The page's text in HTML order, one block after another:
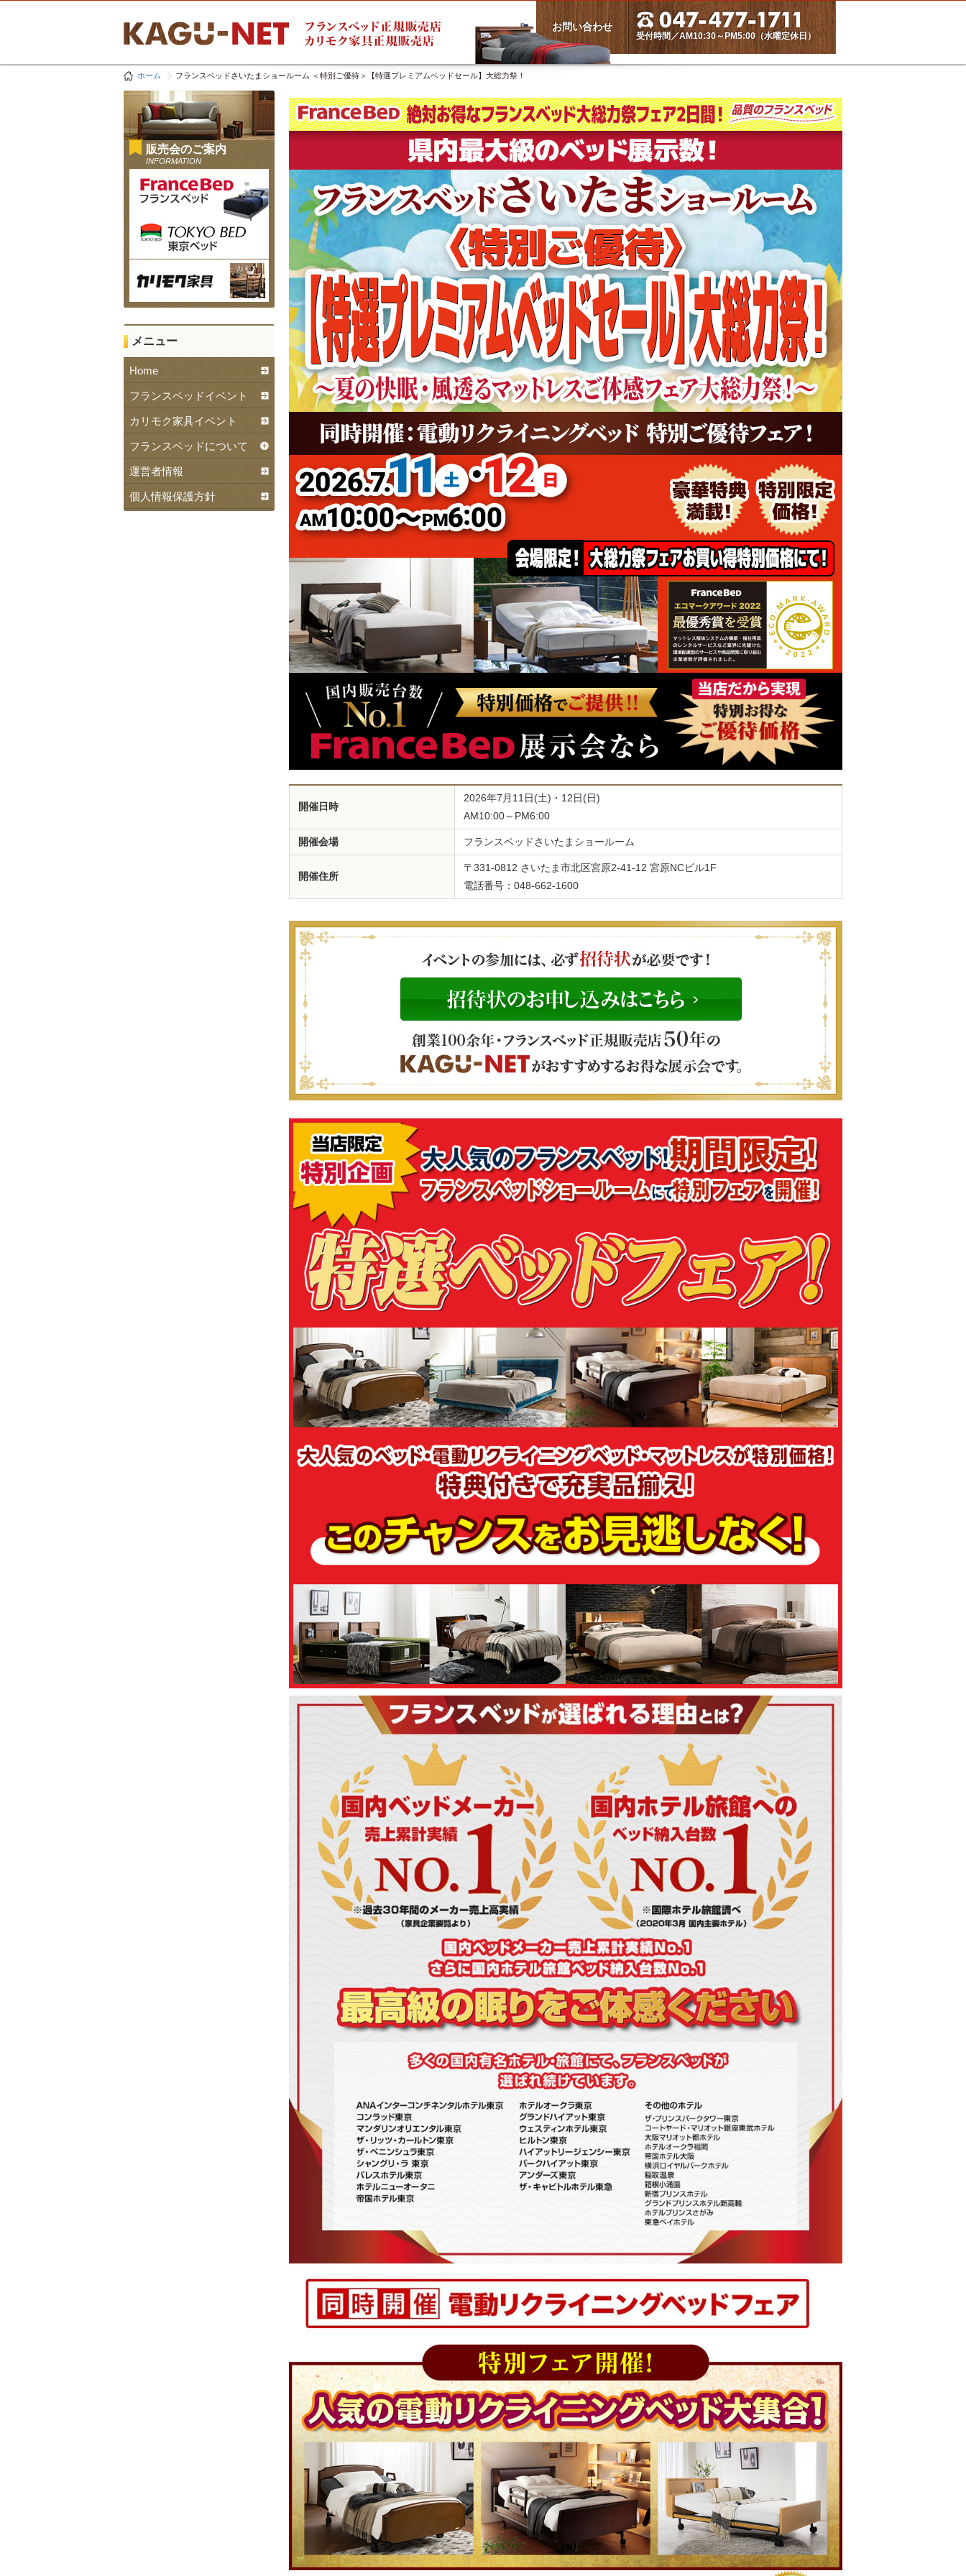
お問い合わせ
受付時間／AM10:30～PM5:00（水曜定休日）
ホーム フランスベッドさいたまショールーム ＜特別ご優待＞【特選プレミアムベッドセール】大総力祭！
開催日時
2026年7月11日(土)・12日(日)
AM10:00～PM6:00
開催会場 フランスベッドさいたまショールーム
開催住所
〒331-0812 さいたま市北区宮原2-41-12 宮原NCビル1F
電話番号：048-662-1600
販売会のご案内
INFORMATION
メニュー
Home
フランスベッドイベント
カリモク家具イベント
フランスベッドについて
運営者情報
個人情報保護方針